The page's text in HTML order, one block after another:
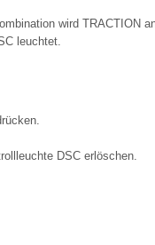
wird TRACTION
leuchtet.
DSC erlöschen.